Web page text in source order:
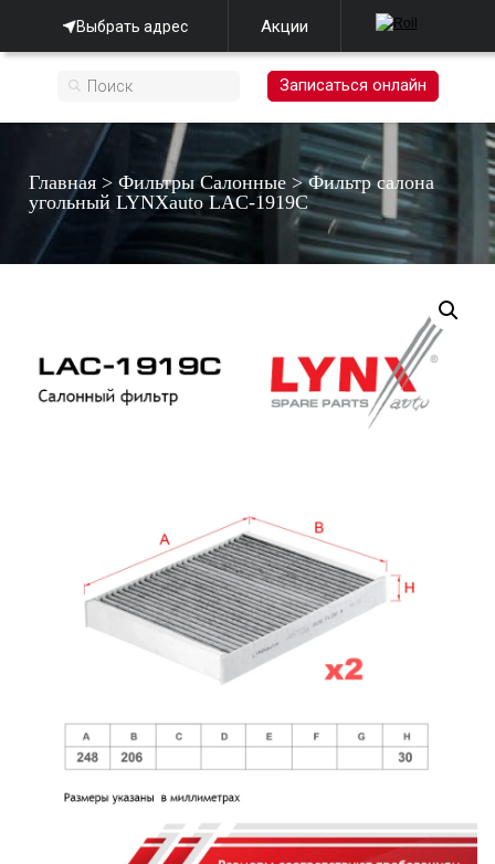
Выбрать адрес Акции
Записаться онлайн
Главная >Фильтры Салонные >Фильтр салона
угольный LYNXauto LAC-1919C